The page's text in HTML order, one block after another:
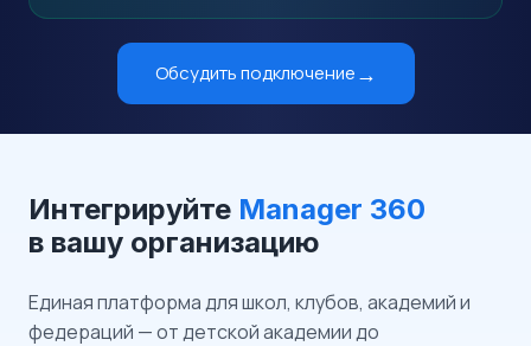
Обсудить подключение
Интегрируйте Manager 360
в вашу организацию
Единая платформа для школ, клубов, академий и
федераций — от детской академии до